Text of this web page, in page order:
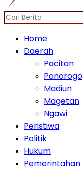
Home
Daerah
Pacitan
Ponorogo
Madiun
Magetan
Ngawi
Peristiwa
Politik
Hukum
Pemerintahan